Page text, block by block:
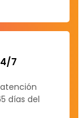
7
días del